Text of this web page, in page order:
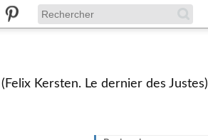
Kersten. Le dernier des Justes)